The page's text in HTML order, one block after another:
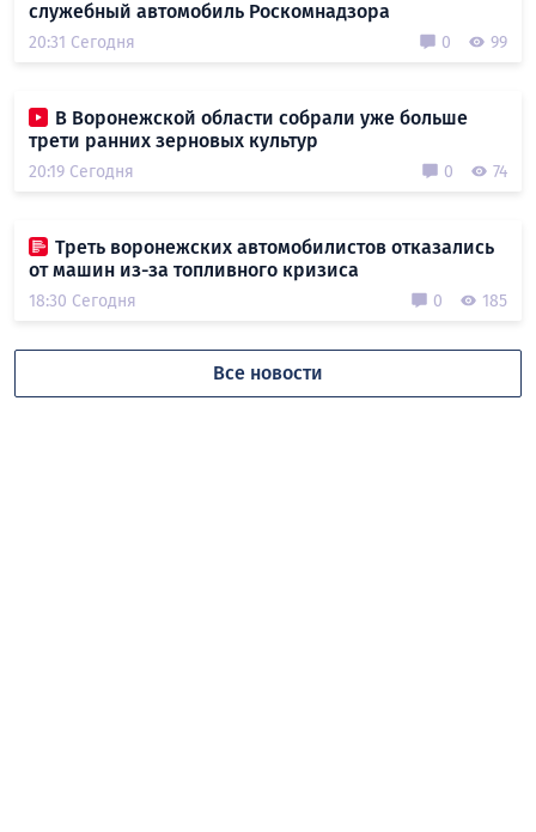
служебный автомобиль Роскомнадзора
20:31 Сегодня 0 99
В Воронежской области собрали уже больше
трети ранних зерновых культур
20:19 Сегодня 0 74
Треть воронежских автомобилистов отказались
от машин из-за топливного кризиса
18:30 Сегодня 0 185
Все новости